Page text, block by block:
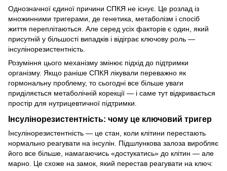
Однозначної єдиної причини СПКЯ не існує. Це розлад із
множинними тригерами, де генетика, метаболізм і спосіб
життя переплітаються. Але серед усіх факторів є один, який
присутній у більшості випадків і відіграє ключову роль —
інсулінорезистентність.
Розуміння цього механізму змінює підхід до підтримки
організму. Якщо раніше СПКЯ лікували переважно як
гормональну проблему, то сьогодні все більше уваги
приділяється метаболічній корекції — і саме тут відкривається
простір для нутрицевтичної підтримки.
Інсулінорезистентність: чому це ключовий тригер
Інсулінорезистентність — це стан, коли клітини перестають
нормально реагувати на інсулін. Підшлункова залоза виробляє
його все більше, намагаючись «достукатись» до клітин — але
марно. Це схоже на замок, який перестав реагувати на ключ: